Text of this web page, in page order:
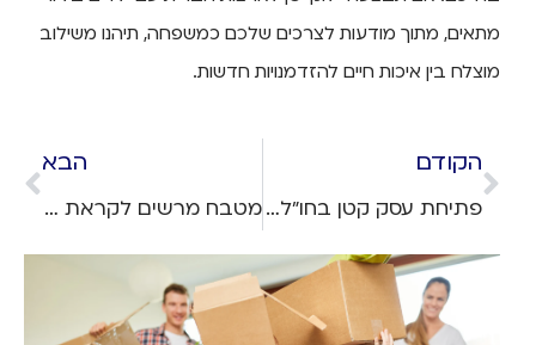
מתאים, מתוך מודעות לצרכים שלכם כמשפחה, תיהנו משילוב
מוצלח בין איכות חיים להזדמנויות חדשות.
הקודם
פתיחת עסק קטן בחו"ל – כל המידע ליזם העצמאי
הבא
מטבח מרשים לקראת מכירת הדירה: איך להעלות את ערך הנכס לפני הרילוקיישן?